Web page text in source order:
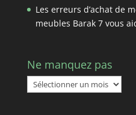
Les erreurs d’achat de
meubles Barak 7 vous
Ne manquez pas
Ne
manquez